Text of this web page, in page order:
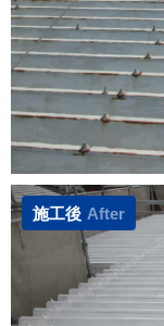
施工後 After